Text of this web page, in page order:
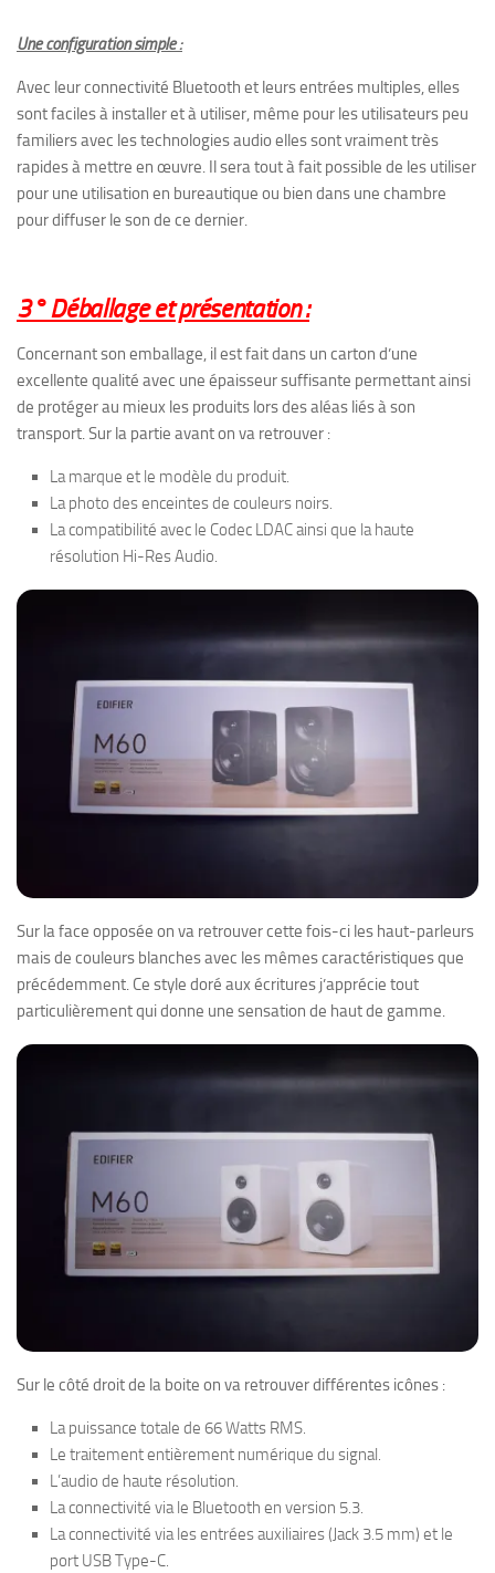
Une configuration simple :
Avec leur connectivité Bluetooth et leurs entrées multiples, elles
sont faciles à installer et à utiliser, même pour les utilisateurs peu
familiers avec les technologies audio elles sont vraiment très
rapides à mettre en œuvre. Il sera tout à fait possible de les utiliser
pour une utilisation en bureautique ou bien dans une chambre
pour diffuser le son de ce dernier.
3° Déballage et présentation :
Concernant son emballage, il est fait dans un carton d’une
excellente qualité avec une épaisseur suffisante permettant ainsi
de protéger au mieux les produits lors des aléas liés à son
transport. Sur la partie avant on va retrouver :
La marque et le modèle du produit.
La photo des enceintes de couleurs noirs.
La compatibilité avec le Codec LDAC ainsi que la haute
résolution Hi-Res Audio.
Sur la face opposée on va retrouver cette fois-ci les haut-parleurs
mais de couleurs blanches avec les mêmes caractéristiques que
précédemment. Ce style doré aux écritures j’apprécie tout
particulièrement qui donne une sensation de haut de gamme.
Sur le côté droit de la boite on va retrouver différentes icônes :
La puissance totale de 66 Watts RMS.
Le traitement entièrement numérique du signal.
L’audio de haute résolution.
La connectivité via le Bluetooth en version 5.3.
La connectivité via les entrées auxiliaires (Jack 3.5 mm) et le
port USB Type-C.